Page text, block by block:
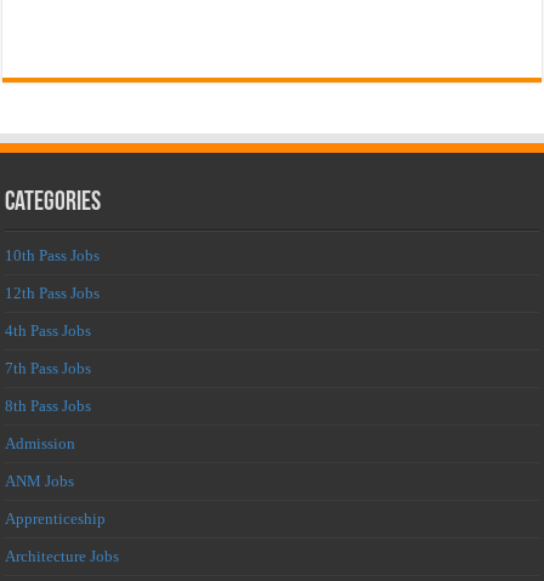
Categories
10th Pass Jobs
12th Pass Jobs
4th Pass Jobs
7th Pass Jobs
8th Pass Jobs
Admission
ANM Jobs
Apprenticeship
Architecture Jobs